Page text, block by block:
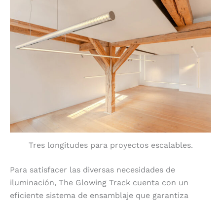
Tres longitudes para proyectos escalables.
Para satisfacer las diversas necesidades de
iluminación, The Glowing Track cuenta con un
eficiente sistema de ensamblaje que garantiza